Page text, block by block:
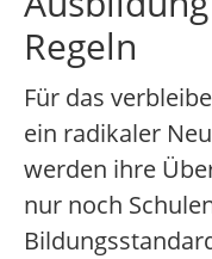
Regeln
Für das
ein radikaler
werden ihre
nur noch